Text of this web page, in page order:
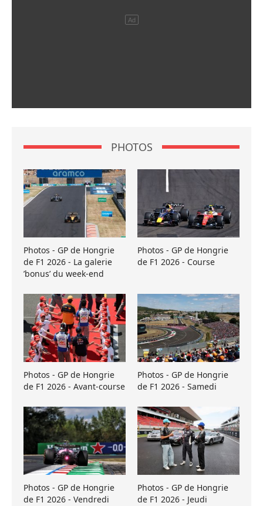
PHOTOS
Photos - GP de Hongrie
de F1 2026 - La galerie
’bonus’ du week-end
Photos - GP de Hongrie
de F1 2026 - Course
Photos - GP de Hongrie
de F1 2026 - Avant-course
Photos - GP de Hongrie
de F1 2026 - Samedi
Photos - GP de Hongrie
de F1 2026 - Vendredi
Photos - GP de Hongrie
de F1 2026 - Jeudi